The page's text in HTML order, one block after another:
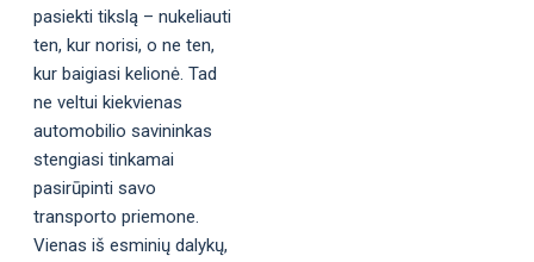
pasiekti tikslą – nukeliauti
ten, kur norisi, o ne ten,
kur baigiasi kelionė. Tad
ne veltui kiekvienas
automobilio savininkas
stengiasi tinkamai
pasirūpinti savo
transporto priemone.
Vienas iš esminių dalykų,